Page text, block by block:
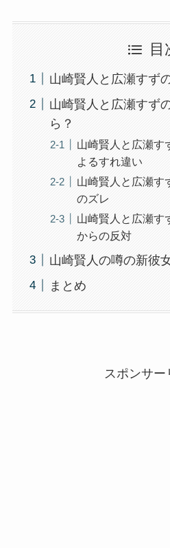
目
山崎賢人と広瀬すず
山崎賢人と広瀬すず
ら？
山崎賢人と広瀬
よるすれ違い
山崎賢人と広瀬
のズレ
山崎賢人と広瀬
からの反対
山崎賢人の噂の新彼
まとめ
スポンサー